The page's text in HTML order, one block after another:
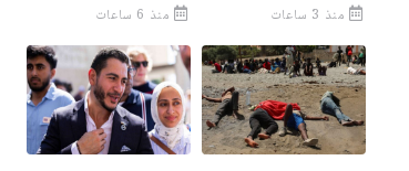
منذ 3 ساعات منذ 6 ساعات